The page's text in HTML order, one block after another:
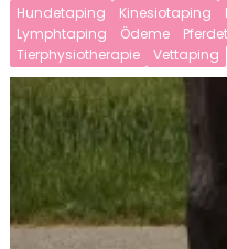
Hundetaping Kinesiotaping
Lymphtaping
Ödeme
Tierphysiotherapie
Vettaping